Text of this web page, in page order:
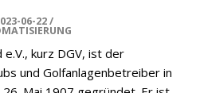
06-22
kurz DGV, ist der
und Golfanlagenbetreiber in